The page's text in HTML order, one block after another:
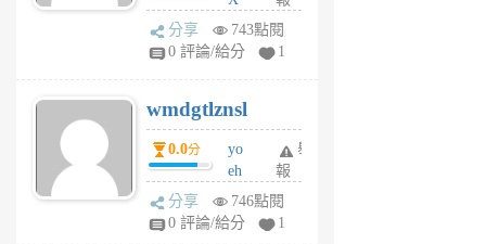
Pe
Jc
R
P
m
v
A
V
分享
743點閱
0 評論/給分
1
wmdgtlznsl
0.0分
yo
eh
ld
gy
舉
報
分享
746點閱
0 評論/給分
1